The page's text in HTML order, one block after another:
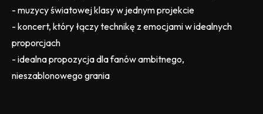
- muzycy światowej klasy w jednym projekcie
- koncert, który łączy technikę z emocjami w idealnych
proporcjach
- idealna propozycja dla fanów ambitnego,
nieszablonowego grania